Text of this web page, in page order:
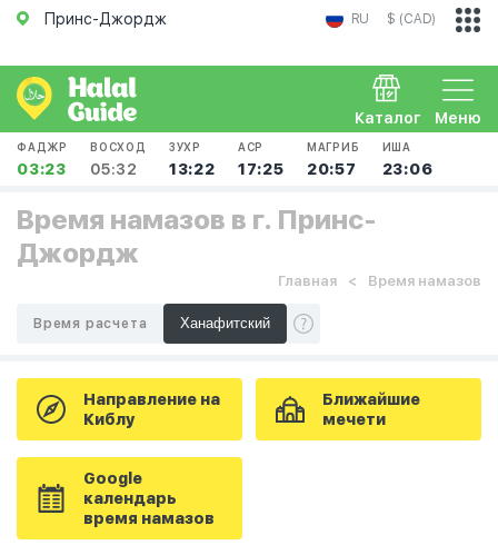
Принс-Джордж RU $ (CAD)
Меню
Каталог
ФАДЖР
03:23
ВОСХОД
05:32
ЗУХР
13:22
АСР
17:25
МАГРИБ
20:57
ИША
23:06
Время намазов в г. Принс-
Джордж
Главная Время намазов
Время расчета
Направление на
Киблу
Ближайшие
мечети
Google
календарь
время намазов